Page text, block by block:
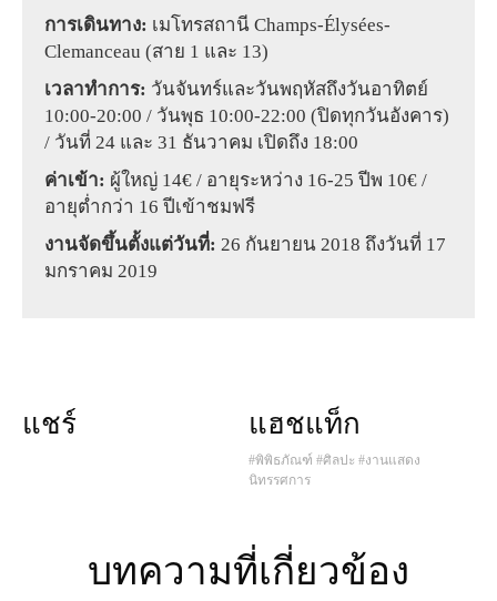
การเดินทาง: เมโทรสถานี Champs-Élysées-
Clemanceau (สาย 1 และ 13)
เวลาทำการ: วันจันทร์และวันพฤหัสถึงวันอาทิตย์
10:00-20:00 / วันพุธ 10:00-22:00 (ปิดทุกวันอังคาร)
/ วันที่ 24 และ 31 ธันวาคม เปิดถึง 18:00
ค่าเข้า: ผู้ใหญ่ 14€ / อายุระหว่าง 16-25 ปีพ 10€ /
อายุต่ำกว่า 16 ปีเข้าชมฟรี
งานจัดขึ้นตั้งแต่วันที่: 26 กันยายน 2018 ถึงวันที่ 17
มกราคม 2019
แชร์ แฮชแท็ก
#พิพิธภัณฑ์ #ศิลปะ #งานแสดง
นิทรรศการ
บทความที่เกี่ยวข้อง